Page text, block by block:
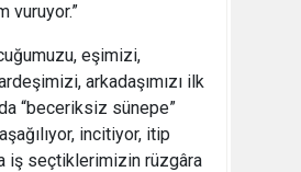
vuruyor.”
eşimizi,
arkadaşımızı ilk
“beceriksiz sünepe”
incitiyor, itip
iş seçtiklerimizin rüzgâra